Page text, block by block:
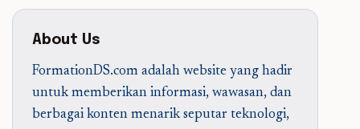
About Us
FormationDS.com adalah website yang hadir
untuk memberikan informasi, wawasan, dan
berbagai konten menarik seputar teknologi,